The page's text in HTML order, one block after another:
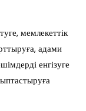
мемлекеттік
адами
енгізуге